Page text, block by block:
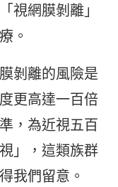
視網膜剝離」
。
剝離的風險是
更高達一百倍
，為近視五百
」，這類族群
我們留意。